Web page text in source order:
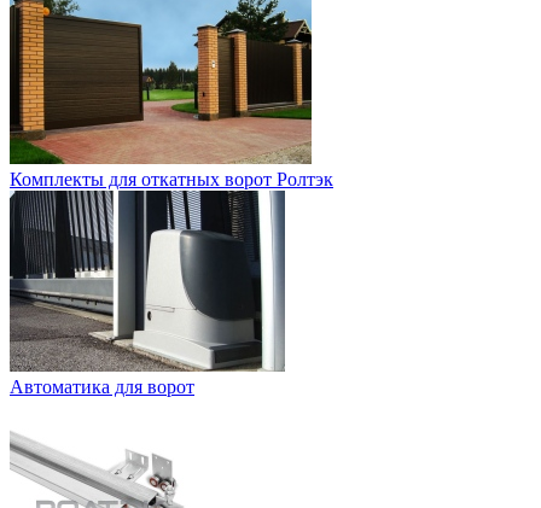
Комплекты для откатных ворот Ролтэк
Автоматика для ворот